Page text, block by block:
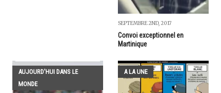
SEPTEMBRE 2ND, 2017
Convoi exceptionnel en
Martinique
AUJOURD'HUI DANS LE
MONDE
A LA UNE